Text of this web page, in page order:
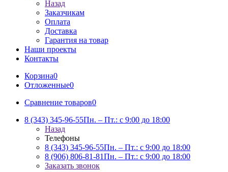
Назад
Заказчикам
Оплата
Доставка
Гарантия на товар
Наши проекты
Контакты
Корзина0
Отложенные0
Сравнение товаров0
8 (343) 345-96-55Пн. – Пт.: с 9:00 до 18:00
Назад
Телефоны
8 (343) 345-96-55Пн. – Пт.: с 9:00 до 18:00
8 (906) 806-81-81Пн. – Пт.: с 9:00 до 18:00
Заказать звонок